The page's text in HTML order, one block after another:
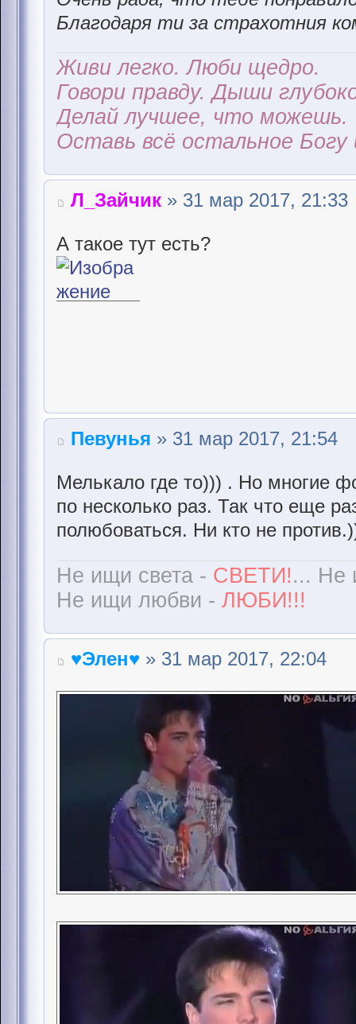
Благодаря ти за страхотния
Живи легко. Люби щедро.
Говори правду. Дыши
Делай лучшее, что можешь.
Оставь всё остальное Богу
Л_Зайчик » 31 мар 2017, 21:33
А такое тут есть?
Певунья » 31 мар 2017, 21:54
Мелькало где то))) . Но многие
по несколько раз. Так что еще
полюбоваться. Ни кто не
Не ищи света - СВЕТИ!... Не
Не ищи любви - ЛЮБИ!!!
♥Элен♥ » 31 мар 2017, 22:04